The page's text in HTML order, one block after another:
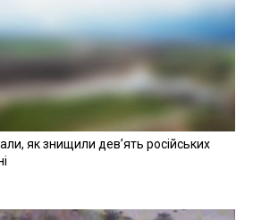
як знищили девʼять російських